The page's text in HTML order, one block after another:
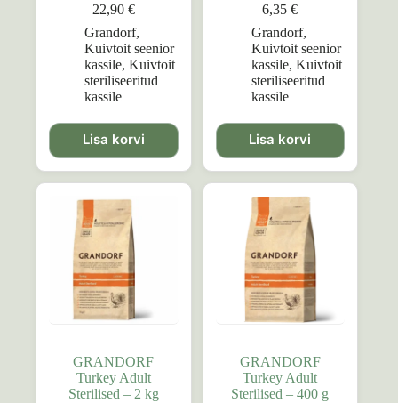
22,90 €
Grandorf,
Kuivtoit seenior
kassile, Kuivtoit
steriliseeritud
kassile
Lisa korvi
6,35€
Grandorf,
Kuivtoit seenior
kassile, Kuivtoit
steriliseeritud
kassile
Lisa korvi
GRANDORF
Turkey Adult
Sterilised – 2 kg
GRANDORF
Turkey Adult
Sterilised – 400 g